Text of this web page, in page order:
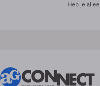
Heb je al